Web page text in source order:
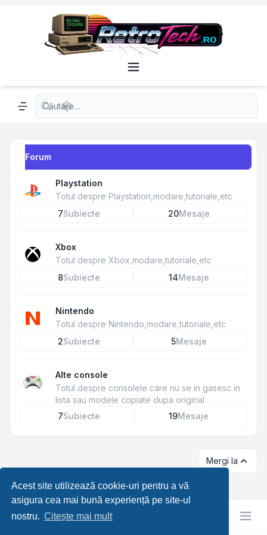
Acest site utilizează cookie-uri pentru a vă
asigura cea mai bună experiență pe site-ul
nostru. Citește mai mult
Navigation menu
Căutare avansată
Forum
Playstation
Totul despre Playstation,modare,tutoriale,etc
7Subiecte 20Mesaje
Xbox
Totul despre Xbox,modare,tutoriale,etc
8Subiecte 14Mesaje
Nintendo
Totul despre Nintendo,modare,tutoriale,etc
2Subiecte 5Mesaje
Alte console
Totul despre consolele care nu se in gasesc in
lista sau modele copiate dupa original
7Subiecte 19Mesaje
Mergi la